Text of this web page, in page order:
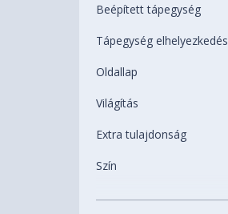
Beépített tápegység
Tápegység elhelyezkedés
Oldallap
Világítás
Extra tulajdonság
Szín
Beépíthető HDD-k (3,5")